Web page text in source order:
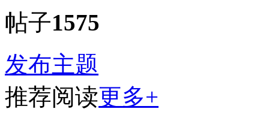
帖子1575
发布主题
推荐阅读更多+